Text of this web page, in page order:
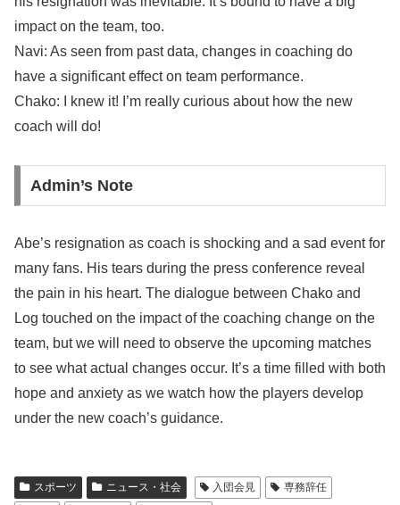
impact on the team, too.
Navi: As seen from past data, changes in coaching do
have a significant effect on team performance.
Chako: I knew it! I’m really curious about how the new
coach will do!
Admin’s Note
Abe’s resignation as coach is shocking and a sad event for
many fans. His tears during the press conference reveal
the pain in his heart. The dialogue between Chako and
Log touched on the impact of the coaching change on the
team, but we will need to observe the upcoming matches
to see what actual changes occur. It’s a time filled with both
hope and anxiety as we watch how the players develop
under the new coach’s guidance.
スポーツ ニュース・社会 入団会見
専務辞任